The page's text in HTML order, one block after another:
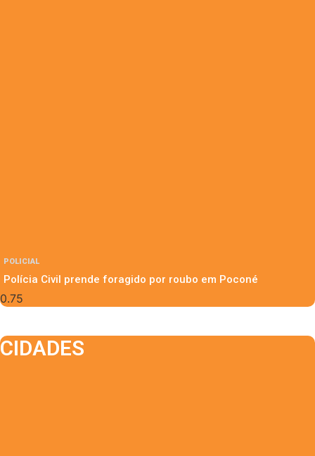
POLICIAL
Polícia Civil prende foragido por roubo em Poconé
CIDADES